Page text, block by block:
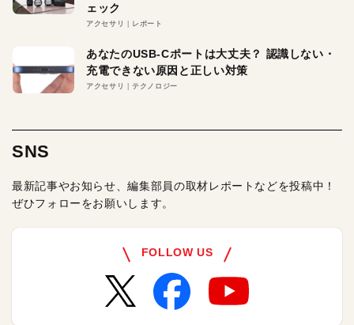
ェック
アクセサリ レポート
あなたのUSB-Cポートは大丈夫？ 認識しない・
充電できない原因と正しい対策
アクセサリ テクノロジー
SNS
最新記事やお知らせ、編集部員の取材レポートなどを投稿中！
ぜひフォローをお願いします。
FOLLOW US